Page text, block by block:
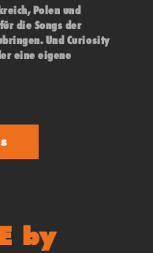
Polen und
die Songs der
Und Curiosity
eine eigene
Fans in das
Show abtauchen
by